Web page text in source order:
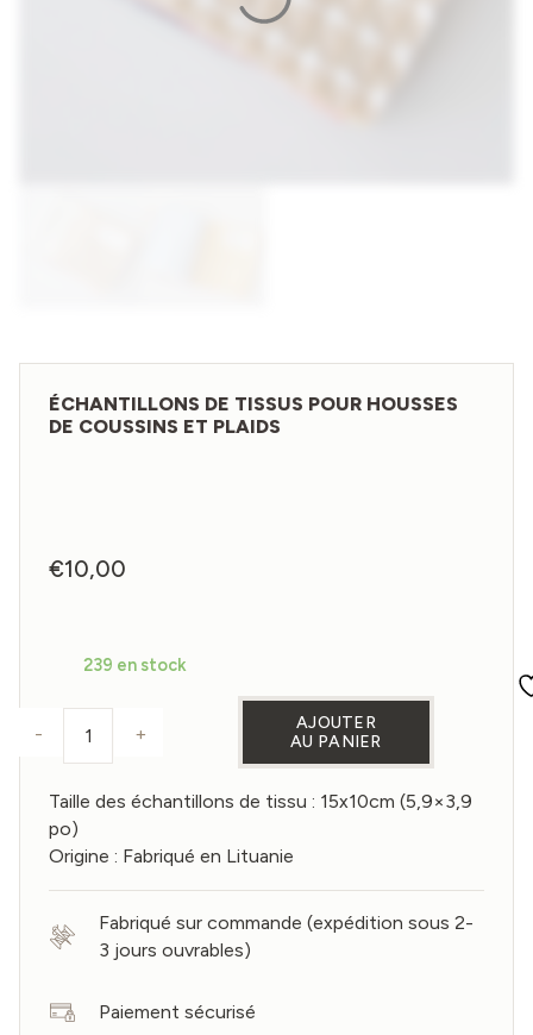
ÉCHANTILLONS DE TISSUS POUR HOUSSES
DE COUSSINS ET PLAIDS
€10,00
239 en stock
quantité de ÉCHANTILLONS DE TISSUS POUR
- +
AJOUTER
AU PANIER
Taille des échantillons de tissu : 15x10cm (5,9×3,9
po)
Origine : Fabriqué en Lituanie
Fabriqué sur commande (expédition sous 2-
3 jours ouvrables)
Paiement sécurisé